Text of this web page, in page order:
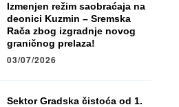
Izmenjen režim saobraćaja na
deonici Kuzmin – Sremska
Rača zbog izgradnje novog
graničnog prelaza!
03/07/2026
Sektor Gradska čistoća od 1.